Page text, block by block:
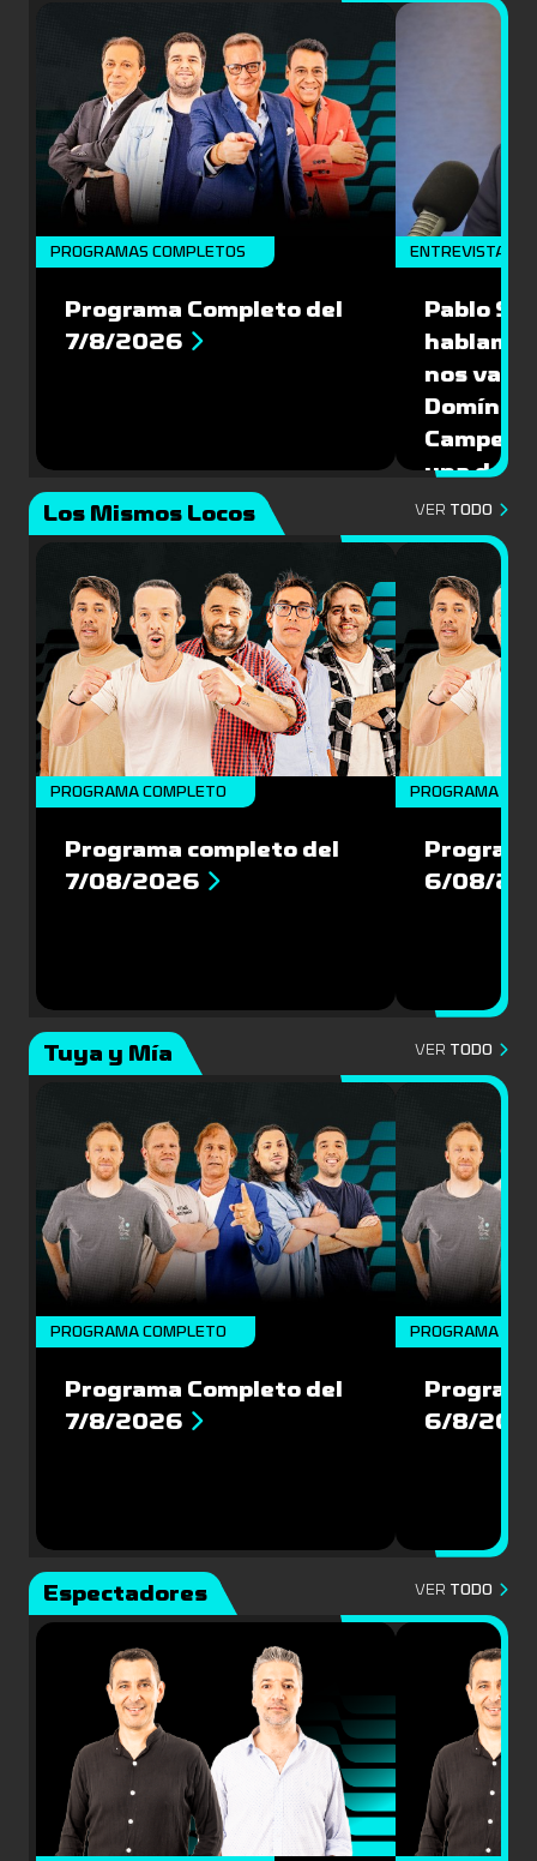
PROGRAMAS COMPLETOS
Programa Completo del
7/8/2026
ENTREVISTA
Pablo
nos
una de
Mundial
Los Mismos Locos VER TODO
PROGRAMA COMPLETO
Programa completo del
7/08/2026
PROGRAMA
6/08/
Tuya y Mía VER TODO
PROGRAMA COMPLETO
Programa Completo del
7/8/2026
PROGRAMA
6/8/
Espectadores VER TODO